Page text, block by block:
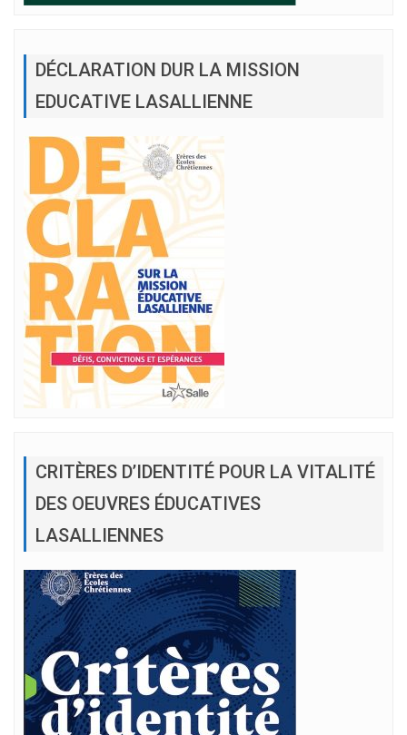
DÉCLARATION DUR LA MISSION
EDUCATIVE LASALLIENNE
CRITÈRES D’IDENTITÉ POUR LA VITALITÉ
DES OEUVRES ÉDUCATIVES
LASALLIENNES